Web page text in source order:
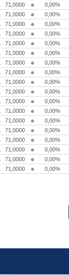
71,0000
0,00%
71,0000
0,00%
71,0000
0,00%
71,0000
0,00%
71,0000
0,00%
71,0000
0,00%
71,0000
0,00%
71,0000
0,00%
71,0000
0,00%
71,0000
0,00%
71,0000
0,00%
71,0000
0,00%
71,0000
0,00%
71,0000
0,00%
71,0000
0,00%
71,0000
0,00%
71,0000
0,00%
71,0000 0,00%